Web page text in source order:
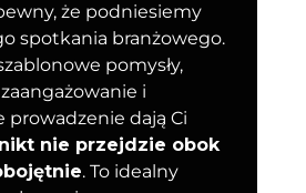
że podniesiemy
spotkania branżowego.
pomysły,
i
prowadzenie dają Ci
nikt nie przejdzie obok
. To idealny